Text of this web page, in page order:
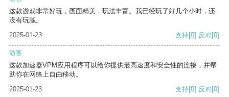
这款游戏非常好玩，画面精美，玩法丰富。我已经玩了好几个小时，还
没有玩腻。
2025-01-23
支持[0] 反对[0]
游客
这款加速器VPM应用程序可以给你提供最高速度和安全性的连接，并帮
助你在网络上自由移动。
2025-01-23
支持[0] 反对[0]